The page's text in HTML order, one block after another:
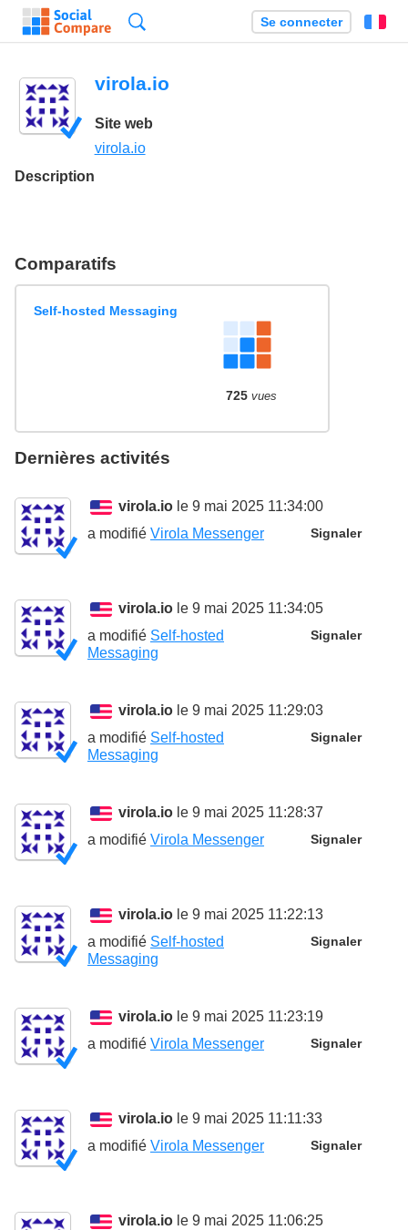
Se connecter
virola.io
Site web
virola.io
Description
Comparatifs
Self-hosted Messaging
725vues
Dernières activités
virola.io le 9 mai 2025 11:34:00
Signaler
a modifié Virola Messenger
virola.io le 9 mai 2025 11:34:05
Signaler
a modifié Self-hosted
Messaging
virola.io le 9 mai 2025 11:29:03
Signaler
a modifié Self-hosted
Messaging
virola.io le 9 mai 2025 11:28:37
Signaler
a modifié Virola Messenger
virola.io le 9 mai 2025 11:22:13
Signaler
a modifié Self-hosted
Messaging
virola.io le 9 mai 2025 11:23:19
Signaler
a modifié Virola Messenger
virola.io le 9 mai 2025 11:11:33
Signaler
a modifié Virola Messenger
virola.io le 9 mai 2025 11:06:25